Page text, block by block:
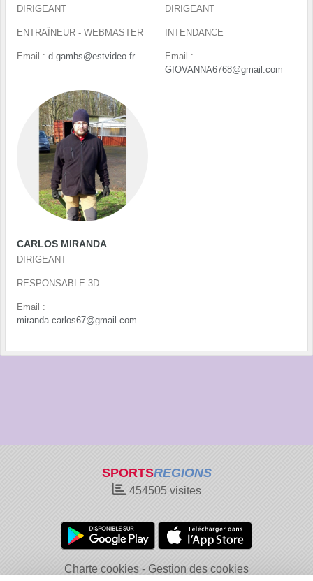
DIRIGEANT
ENTRAÎNEUR - WEBMASTER
Email : d.gambs@estvideo.fr
DIRIGEANT
INTENDANCE
Email :
GIOVANNA6768@gmail.com
CARLOS MIRANDA
DIRIGEANT
RESPONSABLE 3D
Email :
miranda.carlos67@gmail.com
SPORTSREGIONS
454505 visites
Charte cookies
Gestion des cookies